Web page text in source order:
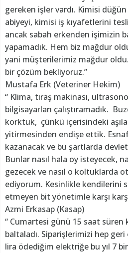
gereken işler vardı. Kimisi düğün
abiyeyi, kimisi iş kıyafetlerini
ancak sabah erkenden işimizin
yapamadık. Hem biz mağdur
yani müşterilerimiz mağdur oldu.
bir çözüm bekliyoruz.”
Mustafa Erk (Veteriner Hekim)
“ Klima, tıraş makinası,
bilgisayarları çalıştıramadık.
korktuk, çünkü içerisindeki
yitirmesinden endişe ettik.
kazanacak ve bu şartlarda
Bunlar nasıl hala oy isteyecek,
gezecek ve nasıl o koltuklarda
ediyorum. Kesinlikle kendilerini
etmeyen bit yönetimle karşı
Azmi Erkasap (Kasap)
“ Cumartesi günü 15 saat
baltaladı. Siparişlerimizi hep geri
lira ödediğim elektriğe bu yıl 7